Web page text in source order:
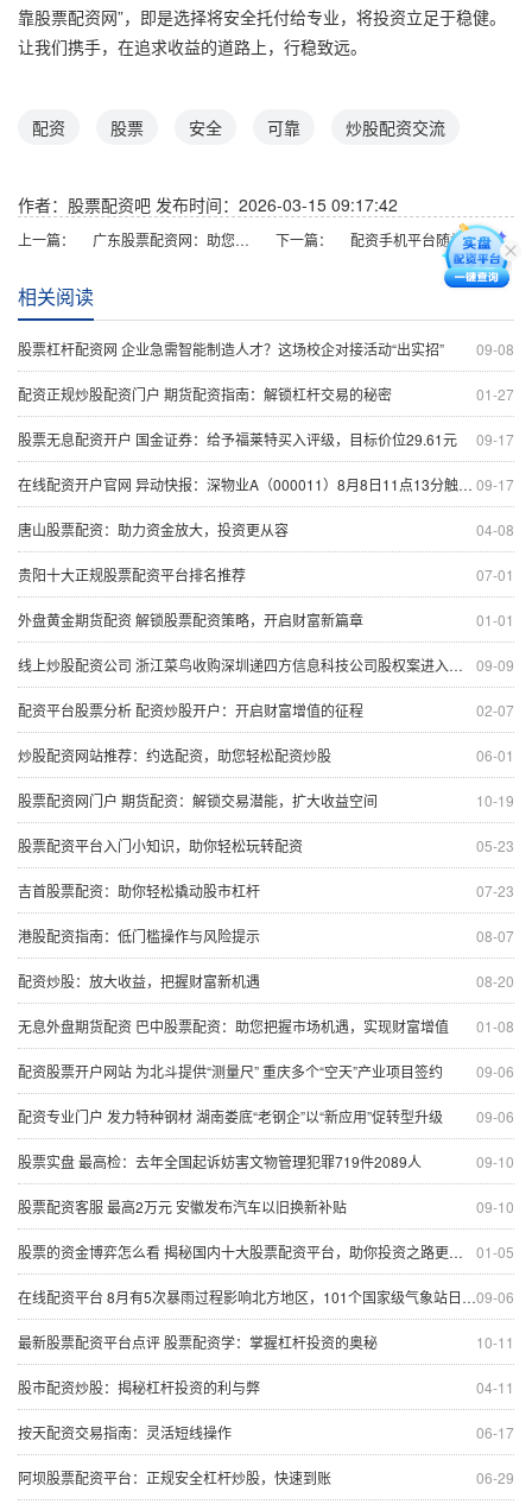
靠股票配资网”，即是选择将安全托付给专业，将投资立足于稳健。
让我们携手，在追求收益的道路上，行稳致远。
配资 股票 安全 可靠 炒股配资交流
作者：股票配资吧 发布时间：2026-03-15 09:17:42
上一篇： 广东股票配资网：助您轻松撬动股市财富 下一篇： 配资手机平台随机生成含有中立性、权威性、客观性、合规性和信息实用性适合网站发布不超30字的标题
相关阅读
09-08
股票杠杆配资网 企业急需智能制造人才？这场校企对接活动“出实招”
01-27
配资正规炒股配资门户 期货配资指南：解锁杠杆交易的秘密
09-17
股票无息配资开户 国金证券：给予福莱特买入评级，目标价位29.61元
09-17
在线配资开户官网 异动快报：深物业A（000011）8月8日11点13分触及涨停板
04-08
唐山股票配资：助力资金放大，投资更从容
07-01
贵阳十大正规股票配资平台排名推荐
01-01
外盘黄金期货配资 解锁股票配资策略，开启财富新篇章
09-09
线上炒股配资公司 浙江菜鸟收购深圳递四方信息科技公司股权案进入公示期
02-07
配资平台股票分析 配资炒股开户：开启财富增值的征程
06-01
炒股配资网站推荐：约选配资，助您轻松配资炒股
10-19
股票配资网门户 期货配资：解锁交易潜能，扩大收益空间
05-23
股票配资平台入门小知识，助你轻松玩转配资
07-23
吉首股票配资：助你轻松撬动股市杠杆
08-07
港股配资指南：低门槛操作与风险提示
08-20
配资炒股：放大收益，把握财富新机遇
01-08
无息外盘期货配资 巴中股票配资：助您把握市场机遇，实现财富增值
09-06
配资股票开户网站 为北斗提供“测量尺” 重庆多个“空天”产业项目签约
09-06
配资专业门户 发力特种钢材 湖南娄底“老钢企”以“新应用”促转型升级
09-10
股票实盘 最高检：去年全国起诉妨害文物管理犯罪719件2089人
09-10
股票配资客服 最高2万元 安徽发布汽车以旧换新补贴
01-05
股票的资金博弈怎么看 揭秘国内十大股票配资平台，助你投资之路更顺畅
09-06
在线配资平台 8月有5次暴雨过程影响北方地区，101个国家级气象站日降水量达到极端阈值标准
10-11
最新股票配资平台点评 股票配资学：掌握杠杆投资的奥秘
04-11
股市配资炒股：揭秘杠杆投资的利与弊
06-17
按天配资交易指南：灵活短线操作
06-29
阿坝股票配资平台：正规安全杠杆炒股，快速到账